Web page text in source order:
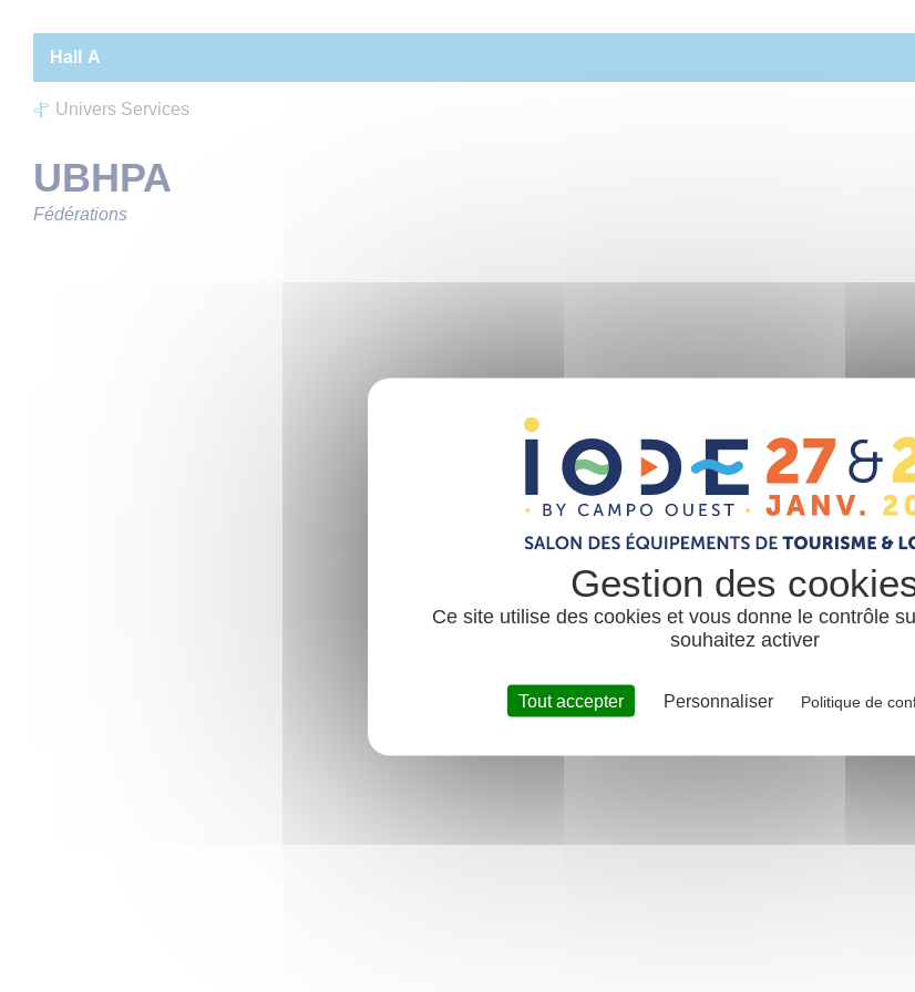
Hall A
Univers Services
UBHPA
Fédérations
Ce site utilise des cookies et vous donne le contrôle
souhaitez activer
Tout accepter Personnaliser Politique de